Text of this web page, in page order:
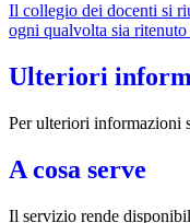
Il collegio dei docenti si
ogni qualvolta sia
Ulteriori
Per ulteriori informazioni
A cosa serve
Il servizio rende